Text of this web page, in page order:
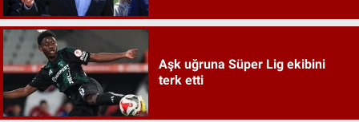
Aşk uğruna Süper Lig ekibini
terk etti